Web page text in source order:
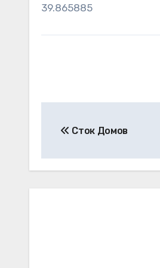
39.865885
по
записям
Сток Домов